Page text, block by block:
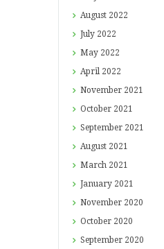
August 2022
July 2022
May 2022
April 2022
November 2021
October 2021
September 2021
August 2021
March 2021
January 2021
November 2020
October 2020
September 2020